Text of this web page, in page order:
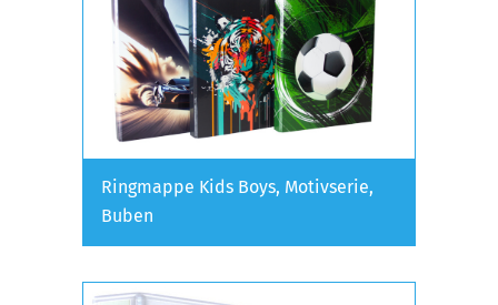
Ringmappe Kids Boys, Motivserie,
Buben